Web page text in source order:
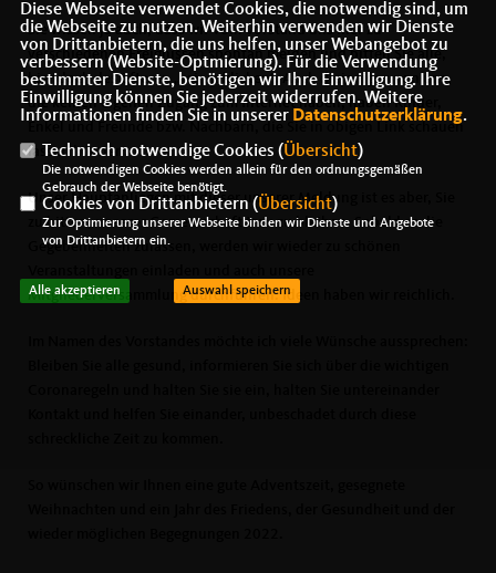
Sie wissen ja auch, dass wir vom Vorstand uns hier zu
verschiedenen Ereignissen spontan melden und bitten Sie alle,
hier doch des öfteren „reinzuklicken“. Auch diejenigen von uns,
die keinen eigenen Zugang zum Internet haben, haben Kinder,
Enkel und Freunde bzw. Nachbarn, die Sie in obigen Link schauen
lassen können.
Unser Hauptanliegen mit dieser unserer Meldung ist es aber, Sie
zu bitten, unserer Gemeinschaft treu zu bleiben. Sobald es die
Gegebenheiten zulassen, werden wir wieder zu schönen
Mitgliederversammlung durchführen. Ideen haben wir reichlich.
Diese Webseite verwendet Cookies, die notwendig sind, um
die Webseite zu nutzen. Weiterhin verwenden wir Dienste
von Drittanbietern, die uns helfen, unser Webangebot zu
verbessern (Website-Optmierung). Für die Verwendung
bestimmter Dienste, benötigen wir Ihre Einwilligung. Ihre
Einwilligung können Sie jederzeit widerrufen. Weitere
Informationen finden Sie in unserer Datenschutzerklärung.
Technisch notwendige Cookies (Übersicht)
Die notwendigen Cookies werden allein für den ordnungsgemäßen
Gebrauch der Webseite benötigt.
Cookies von Drittanbietern (Übersicht)
Zur Optimierung unserer Webseite binden wir Dienste und Angebote
von Drittanbietern ein.
Alle akzeptieren Auswahl speichern